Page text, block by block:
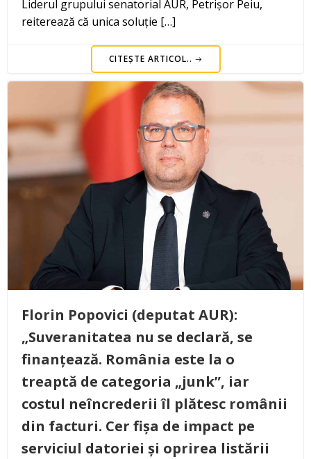
Liderul grupului senatorial AUR, Petrișor Peiu,
reiterează că unica soluție […]
CITEȘTE ARTICOL..
Florin Popovici (deputat AUR):
„Suveranitatea nu se declară, se
finanțează. România este la o
treaptă de categoria „junk”, iar
costul neîncrederii îl plătesc românii
din facturi. Cer fișa de impact pe
serviciul datoriei și oprirea listării